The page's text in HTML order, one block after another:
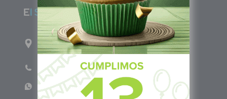
El Salvador
1ro Cll Pte, y 61 Av Nte, #3206, Local 9, San
Salvador Centro
Teléfono: +503 6986 1402
WhatsApp: +503 7687 3923